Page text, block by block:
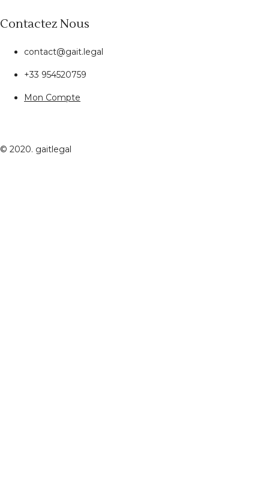
Contactez Nous
contact@gait.legal
+33 954520759
Mon Compte
© 2020. gaitlegal